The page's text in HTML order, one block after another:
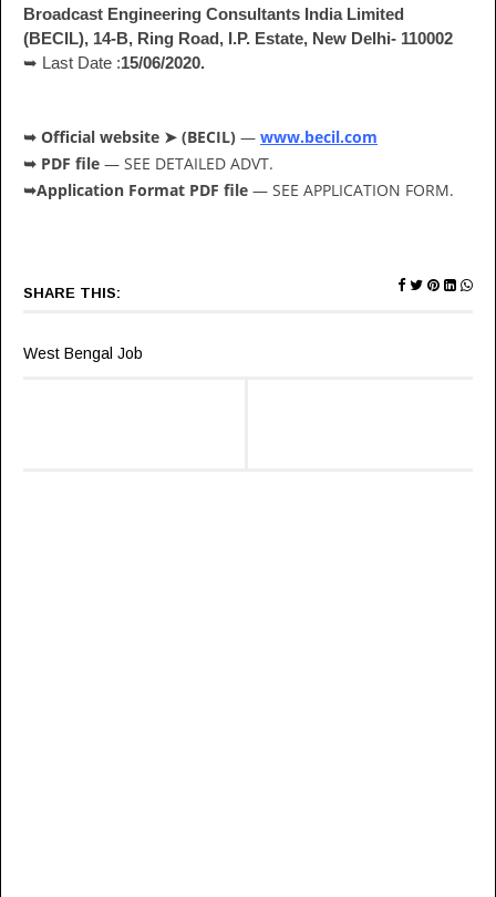
Broadcast Engineering Consultants India Limited
(BECIL), 14-B, Ring Road, I.P. Estate, New Delhi- 110002
➥ Last Date :15/06/2020.
➥ Official website ➤ (BECIL) — www.becil.com
➥ PDF file — SEE DETAILED ADVT.
➥Application Format PDF file — SEE APPLICATION FORM.
SHARE THIS:
West Bengal Job